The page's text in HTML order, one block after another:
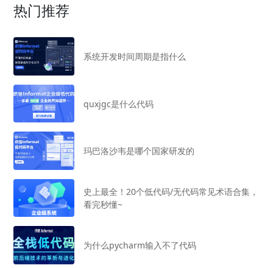
热门推荐
系统开发时间周期是指什么
quxjgc是什么代码
玛巴洛沙韦是哪个国家研发的
史上最全！20个低代码/无代码常见术语合集，
看完秒懂~
为什么pycharm输入不了代码